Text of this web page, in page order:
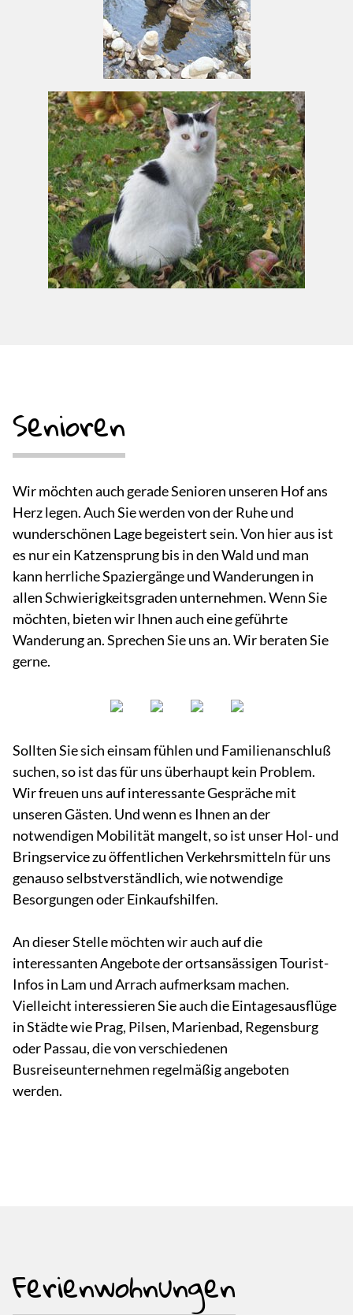
Senioren
Wir möchten auch gerade Senioren unseren Hof ans
Herz legen. Auch Sie werden von der Ruhe und
wunderschönen Lage begeistert sein. Von hier aus ist
es nur ein Katzensprung bis in den Wald und man
kann herrliche Spaziergänge und Wanderungen in
allen Schwierigkeitsgraden unternehmen. Wenn Sie
möchten, bieten wir Ihnen auch eine geführte
Wanderung an. Sprechen Sie uns an. Wir beraten Sie
gerne.
Sollten Sie sich einsam fühlen und Familienanschluß
suchen, so ist das für uns überhaupt kein Problem.
Wir freuen uns auf interessante Gespräche mit
unseren Gästen. Und wenn es Ihnen an der
notwendigen Mobilität mangelt, so ist unser Hol- und
Bringservice zu öffentlichen Verkehrsmitteln für uns
genauso selbstverständlich, wie notwendige
Besorgungen oder Einkaufshilfen.
An dieser Stelle möchten wir auch auf die
interessanten Angebote der ortsansässigen Tourist-
Infos in Lam und Arrach aufmerksam machen.
Vielleicht interessieren Sie auch die Eintagesausflüge
in Städte wie Prag, Pilsen, Marienbad, Regensburg
oder Passau, die von verschiedenen
Busreiseunternehmen regelmäßig angeboten
werden.
Ferienwohnungen